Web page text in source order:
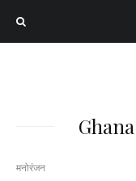
मनोरंजन